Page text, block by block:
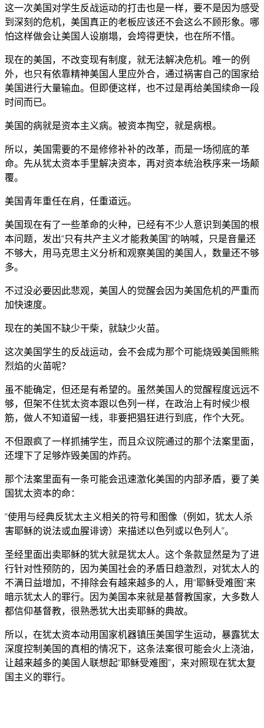
这一次美国对学生反战运动的打击也是一样，要不是因为感受
到深刻的危机，美国真正的老板应该还不会这么不顾形象。哪
怕这样做会让美国人设崩塌，会垮得更快，也在所不惜。
现在的美国，不改变现有制度，就无法解决危机。唯一的例
外，也只有依靠精神美国人里应外合，通过祸害自己的国家给
美国进行大量输血。但即便这样，也不过是再给美国续命一段
时间而已。
美国的病就是资本主义病。被资本掏空，就是病根。
所以，美国需要的不是修修补补的改革，而是一场彻底的革
命。先从犹太资本手里解决资本，再对资本统治秩序来一场颠
覆。
美国青年重任在肩，任重道远。
美国现在有了一些革命的火种，已经有不少人意识到美国的根
本问题，发出“只有共产主义才能救美国”的呐喊，只是音量还
不够大，用马克思主义分析和观察美国的美国人，数量还不够
多。
不过没必要因此悲观，美国人的觉醒会因为美国危机的严重而
加快速度。
现在的美国不缺少干柴，就缺少火苗。
这次美国学生的反战运动，会不会成为那个可能烧毁美国熊熊
烈焰的火苗呢？
虽不能确定，但还是有希望的。虽然美国人的觉醒程度远远不
够，但架不住犹太资本跟以色列一样，在政治上有时候少根
筋，做人不知道留一线，非要把猖狂进行到底，作个大死。
不但跟疯了一样抓捕学生，而且众议院通过的那个法案里面，
还埋下了足够炸毁美国的炸药。
那个法案里面有一条可能会迅速激化美国的内部矛盾，要了美
国犹太资本的命：
“使用与经典反犹太主义相关的符号和图像（例如，犹太人杀
害耶稣的说法或血腥诽谤）来描述以色列或以色列人”。
圣经里面出卖耶稣的犹大就是犹太人。这个条款显然是为了进
行针对性预防的，因为美国社会的矛盾日趋激烈，对犹太人的
不满日益增加，不排除会有越来越多的人，用“耶稣受难图”来
暗示犹太人的罪行。因为美国本来就是基督教国家，大多数人
都信仰基督教，很熟悉犹大出卖耶稣的典故。
所以，在犹太资本动用国家机器镇压美国学生运动，暴露犹太
深度控制美国的真相的情况下，这条法案很可能会火上浇油，
让越来越多的美国人联想起“耶稣受难图”，来对照现在犹太复
国主义的罪行。